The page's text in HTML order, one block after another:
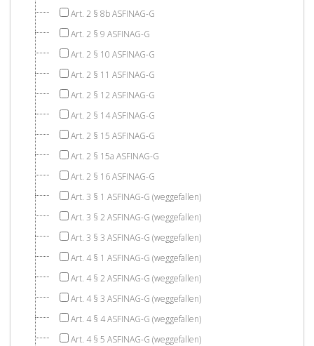
Art. 2 § 8b ASFINAG-G
Art. 2 § 9 ASFINAG-G
Art. 2 § 10 ASFINAG-G
Art. 2 § 11 ASFINAG-G
Art. 2 § 12 ASFINAG-G
Art. 2 § 14 ASFINAG-G
Art. 2 § 15 ASFINAG-G
Art. 2 § 15a ASFINAG-G
Art. 2 § 16 ASFINAG-G
Art. 3 § 1 ASFINAG-G (weggefallen)
Art. 3 § 2 ASFINAG-G (weggefallen)
Art. 3 § 3 ASFINAG-G (weggefallen)
Art. 4 § 1 ASFINAG-G (weggefallen)
Art. 4 § 2 ASFINAG-G (weggefallen)
Art. 4 § 3 ASFINAG-G (weggefallen)
Art. 4 § 4 ASFINAG-G (weggefallen)
Art. 4 § 5 ASFINAG-G (weggefallen)